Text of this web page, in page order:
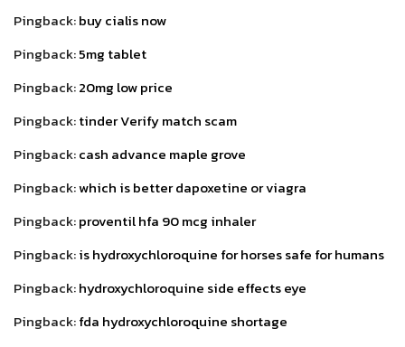
Pingback:buy cialis now
Pingback:5mg tablet
Pingback:20mg low price
Pingback:tinder Verify match scam
Pingback:cash advance maple grove
Pingback:which is better dapoxetine or viagra
Pingback:proventil hfa 90 mcg inhaler
Pingback:is hydroxychloroquine for horses safe for humans
Pingback:hydroxychloroquine side effects eye
Pingback:fda hydroxychloroquine shortage